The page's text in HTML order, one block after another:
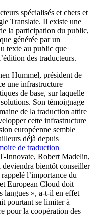
spécialisés et chers et
Translate. Il existe une
la participation du public,
générée par un
texte au public que
des traducteurs.
Hummel, président de
une infrastructure
de base, sur laquelle
Son témoignage
de la traduction attire
cette infrastructure
européenne semble
déjà depuis
de traduction
Innovate, Robert Madelin,
bientôt conseiller
l’importance du
European Cloud doit
langues », a-t-il en effet
pourtant se limiter à
pour la coopération des